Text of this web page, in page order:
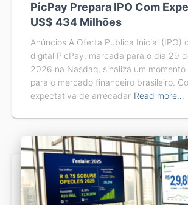
PicPay Prepara IPO Com
US$ 434 Milhões
Anúncios A Oferta Pública Inicial (IPO)
digital PicPay, marcada para o dia 29
2026 na Nasdaq, sinaliza um
para o mercado financeiro brasileiro.
expectativa de arrecadar Read more…